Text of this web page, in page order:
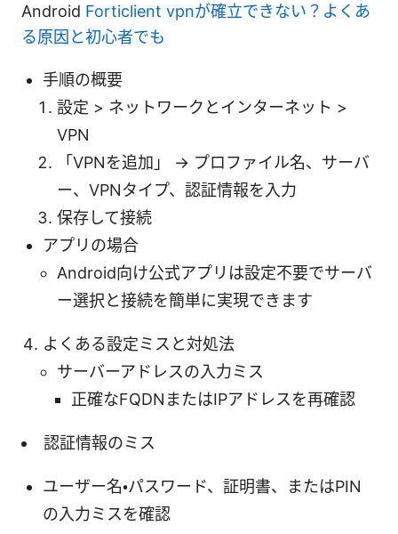
Android Forticlient vpnが確立できない？よくあ
る原因と初心者でも
手順の概要
設定 > ネットワークとインターネット >
VPN
「VPNを追加」 → プロファイル名、サーバ
ー、VPNタイプ、認証情報を入力
保存して接続
アプリの場合
Android向け公式アプリは設定不要でサーバ
ー選択と接続を簡単に実現できます
よくある設定ミスと対処法
サーバーアドレスの入力ミス
正確なFQDNまたはIPアドレスを再確認
認証情報のミス
ユーザー名・パスワード、証明書、またはPIN
の入力ミスを確認